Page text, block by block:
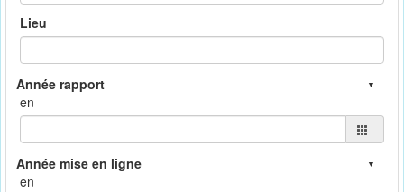
Lieu
en
en